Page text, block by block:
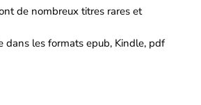
de nombreux titres rares et
dans les formats epub, Kindle, pdf